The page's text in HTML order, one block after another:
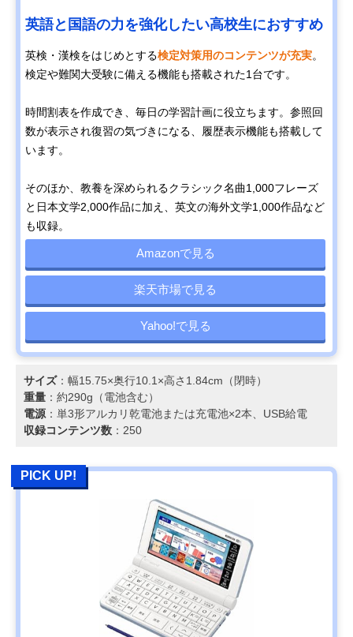
英語と国語の力を強化したい高校生におすすめ
英検・漢検をはじめとする検定対策用のコンテンツが充実。
検定や難関大受験に備える機能も搭載された1台です。
時間割表を作成でき、毎日の学習計画に役立ちます。参照回
数が表示され復習の気づきになる、履歴表示機能も搭載して
います。
そのほか、教養を深められるクラシック名曲1,000フレーズ
と日本文学2,000作品に加え、英文の海外文学1,000作品など
も収録。
Amazonで見る
楽天市場で見る
Yahoo!で見る
サイズ：幅15.75×奥行10.1×高さ1.84cm（閉時）
重量 ：約290g（電池含む）
電源 ：単3形アルカリ乾電池または充電池×2本、USB給電
収録コンテンツ数 ：250
PICK UP!